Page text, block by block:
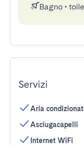
Bagno •
Servizi
Aria
Asciugacapelli
Internet WiFi